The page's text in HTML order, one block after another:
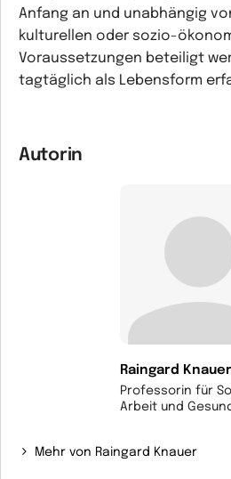
Anfang an und unabhängig
kulturellen oder sozio-
Voraussetzungen beteiligt
tagtäglich als Lebensform
Autorin
Raingard Knauer
Professorin für
Arbeit und
Mehr von Raingard Knauer